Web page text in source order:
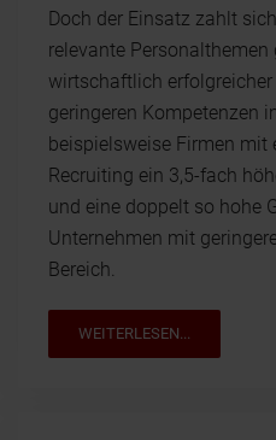
Doch der Einsatz zahlt
relevante
wirtschaftlich
geringeren Kompetenzen
beispielsweise Firmen
Recruiting ein 3,5-fach
und eine doppelt so hohe
Unternehmen mit
Bereich.
WEITERLESEN...